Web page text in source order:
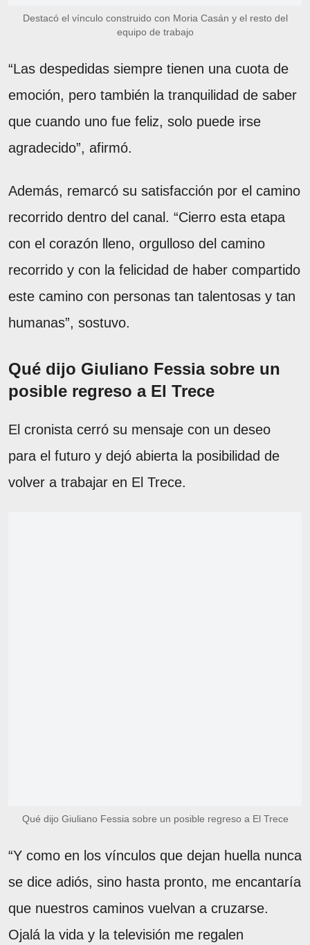
Destacó el vínculo construido con Moria Casán y el resto del
equipo de trabajo
“Las despedidas siempre tienen una cuota de
emoción, pero también la tranquilidad de saber
que cuando uno fue feliz, solo puede irse
agradecido”, afirmó.
Además, remarcó su satisfacción por el camino
recorrido dentro del canal. “Cierro esta etapa
con el corazón lleno, orgulloso del camino
recorrido y con la felicidad de haber compartido
este camino con personas tan talentosas y tan
humanas”, sostuvo.
Qué dijo Giuliano Fessia sobre un
posible regreso a El Trece
El cronista cerró su mensaje con un deseo
para el futuro y dejó abierta la posibilidad de
volver a trabajar en El Trece.
Qué dijo Giuliano Fessia sobre un posible regreso a El Trece
“Y como en los vínculos que dejan huella nunca
se dice adiós, sino hasta pronto, me encantaría
que nuestros caminos vuelvan a cruzarse.
Ojalá la vida y la televisión me regalen